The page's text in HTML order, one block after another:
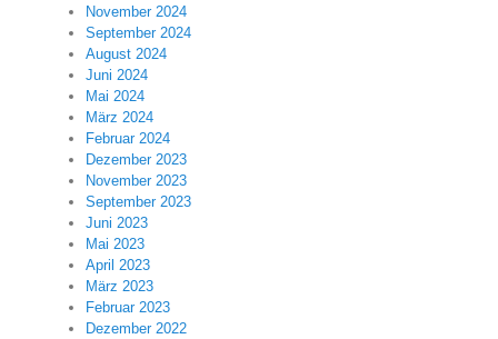
November 2024
September 2024
August 2024
Juni 2024
Mai 2024
März 2024
Februar 2024
Dezember 2023
November 2023
September 2023
Juni 2023
Mai 2023
April 2023
März 2023
Februar 2023
Dezember 2022